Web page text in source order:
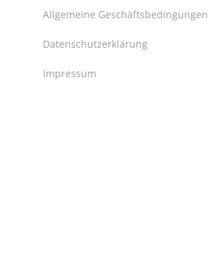
Allgemeine Geschäftsbedingungen
Datenschutzerklärung
Impressum